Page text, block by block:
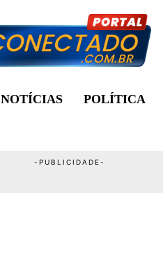
NOTÍCIAS POLÍTICA